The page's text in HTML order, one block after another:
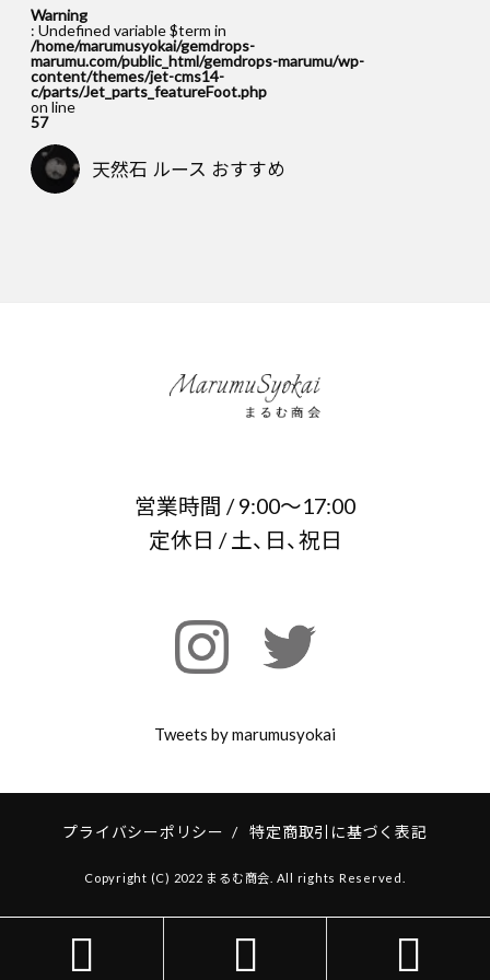
Warning
: Undefined variable $term in
/home/marumusyokai/gemdrops-
marumu.com/public_html/gemdrops-marumu/wp-
content/themes/jet-cms14-
c/parts/Jet_parts_featureFoot.php
on line
57
天然石 ルース おすすめ
営業時間 / 9:00～17:00
定休日 / 土、日、祝日
Tweets by marumusyokai
プライバシーポリシー / 特定商取引に基づく表記
Copyright (C) 2022 まるむ商会. All rights Reserved.
  